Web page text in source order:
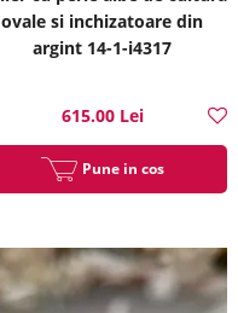
ovale si inchizatoare din
argint 14-1-i4317
615.00 Lei
Pune in cos